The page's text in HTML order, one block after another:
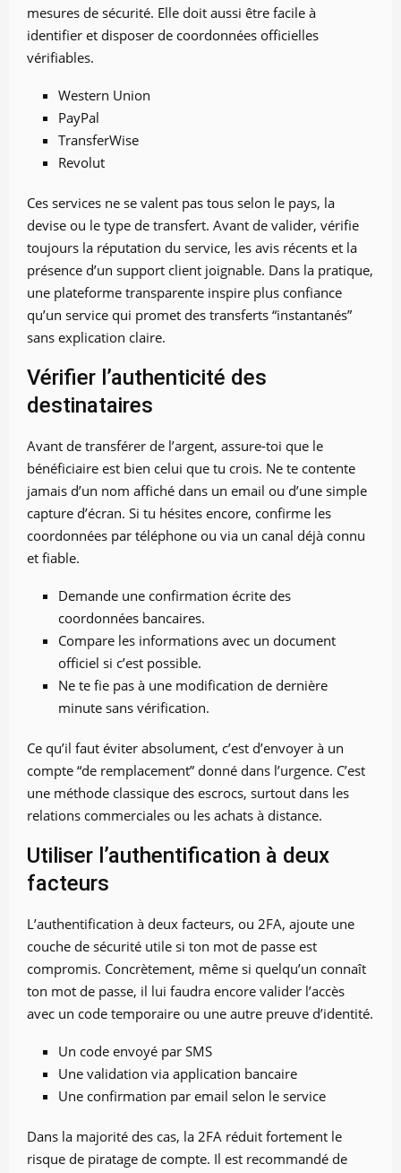
mesures de sécurité. Elle doit aussi être facile à
identifier et disposer de coordonnées officielles
vérifiables.
Western Union
PayPal
TransferWise
Revolut
Ces services ne se valent pas tous selon le pays, la
devise ou le type de transfert. Avant de valider, vérifie
toujours la réputation du service, les avis récents et la
présence d’un support client joignable. Dans la pratique,
une plateforme transparente inspire plus confiance
qu’un service qui promet des transferts “instantanés”
sans explication claire.
Vérifier l’authenticité des
destinataires
Avant de transférer de l’argent, assure-toi que le
bénéficiaire est bien celui que tu crois. Ne te contente
jamais d’un nom affiché dans un email ou d’une simple
capture d’écran. Si tu hésites encore, confirme les
coordonnées par téléphone ou via un canal déjà connu
et fiable.
Demande une confirmation écrite des
coordonnées bancaires.
Compare les informations avec un document
officiel si c’est possible.
Ne te fie pas à une modification de dernière
minute sans vérification.
Ce qu’il faut éviter absolument, c’est d’envoyer à un
compte “de remplacement” donné dans l’urgence. C’est
une méthode classique des escrocs, surtout dans les
relations commerciales ou les achats à distance.
Utiliser l’authentification à deux
facteurs
L’authentification à deux facteurs, ou 2FA, ajoute une
couche de sécurité utile si ton mot de passe est
compromis. Concrètement, même si quelqu’un connaît
ton mot de passe, il lui faudra encore valider l’accès
avec un code temporaire ou une autre preuve d’identité.
Un code envoyé par SMS
Une validation via application bancaire
Une confirmation par email selon le service
Dans la majorité des cas, la 2FA réduit fortement le
risque de piratage de compte. Il est recommandé de